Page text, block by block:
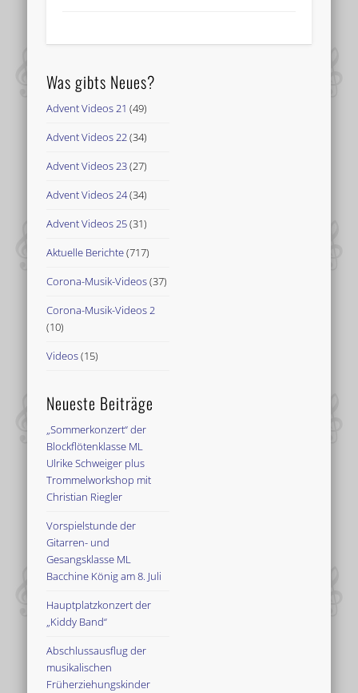
Was gibts Neues?
Advent Videos 21 (49)
Advent Videos 22(34)
Advent Videos 23(27)
Advent Videos 24(34)
Advent Videos 25(31)
Aktuelle Berichte(717)
Corona-Musik-Videos(37)
Corona-Musik-Videos 2
(10)
Videos(15)
Neueste Beiträge
„Sommerkonzert“ der
Blockflötenklasse ML
Ulrike Schweiger plus
Trommelworkshop mit
Christian Riegler
Vorspielstunde der
Gitarren- und
Gesangsklasse ML
Bacchine König am 8. Juli
Hauptplatzkonzert der
„Kiddy Band“
Abschlussausflug der
musikalischen
Früherziehungskinder